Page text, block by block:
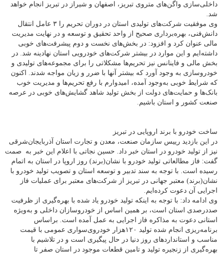
داخلی‌سازی واگن‌های متروی تبریز، اصفهان و شیراز در تبریز انجام خواهد
شد.
وی موفقیت شرکت‌های تولیدی استان در دوران تحریم را ۳ عامل انتقال
دانش‌فنی، بهره‌برداری صحیح از واحد تحقیق و توسعه و در نهایت مدیریت
مالی عنوان کرد و افزود: در بخش‌های نخست و دوم پیشرفت‌های خوبی
داشته‌ایم و این موارد در بیشتر شرکت‌های خودرویی استان نهادینه شد. در
بخش مالی و فاینانس نیز تحریم‌ها مشکلاتی را برای مجموعه‌های تولیدی و
خودروسازی به وجود آورد که بیشتر آنها با ضرر و زیان مواجه شدند. اکنون
که شرایط خوبی به‌وجود آمده، امیدوارم با رفع تحریم‌ها و مدیریت خوب
بانک‌ها و حمایت‌های دولت از بخش تولید شاهد گشایش‌های خوبی در عرصه
صنعت کشور و استان باشیم.
ساخت خودرو با برند اروپایی در تبریز
در این بازدید رییس سازمان صنعت، معدن و تجارت استان آذربایجان‌شرقی
نیز از تولید خودرو در استان خبر داد. حسین نجاتی با اعلام این خبر به صمت
گفت: فاز مطالعاتی تولید خودرو با نشان(برند) روز اروپا در استان به اتمام
رسیده است. با توجه به سند تدبیر و توسعه استان و تصویب تولید خودرو با
نشان(برند) معتبر جهانی در تبریز از شرکت‌های معتبر برای عملیات فاز
اجرایی آن دعوت کرده‌ایم.
وی ادامه داد: با توجه به اینکه تولید خودرو یاد شده با بهره‌گیری از ظرفیت
صددرصدی استان است، بر همین اساس از خودروسازان داخلی و به‌ویژه
استانی دعوت به مذاکره فاز اجرایی به عمل آمده است. براساس
برنامه‌ریزی انجام شده تولید ۱۲۰هزار خودروی‌سواری عمومی با قیمت
مناسب و استانداردهای روز دنیا در حال پیگیری است و در تلاشیم با
بهره‌گیری از زنجیره تولید و تامین قطعات موجود در استان صفر تا